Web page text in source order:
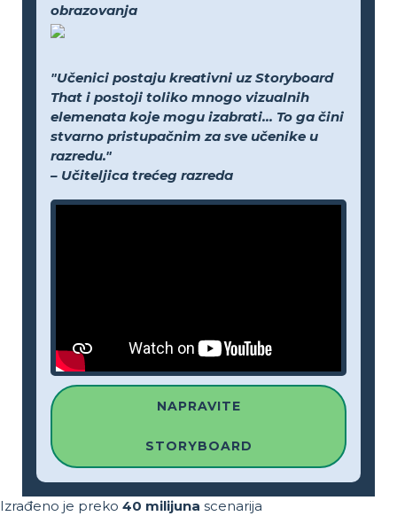
obrazovanja
"Učenici postaju kreativni uz Storyboard
That i postoji toliko mnogo vizualnih
elemenata koje mogu izabrati... To ga čini
stvarno pristupačnim za sve učenike u
razredu."
– Učiteljica trećeg razreda
NAPRAVITE
STORYBOARD
Izrađeno je preko 40 milijuna scenarija